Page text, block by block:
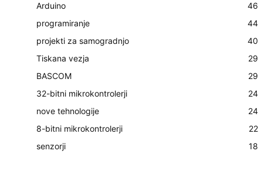
Arduino
46
programiranje
44
projekti za samogradnjo
40
Tiskana vezja
29
BASCOM
29
32-bitni mikrokontrolerji
24
nove tehnologije
24
8-bitni mikrokontrolerji
22
senzorji
18